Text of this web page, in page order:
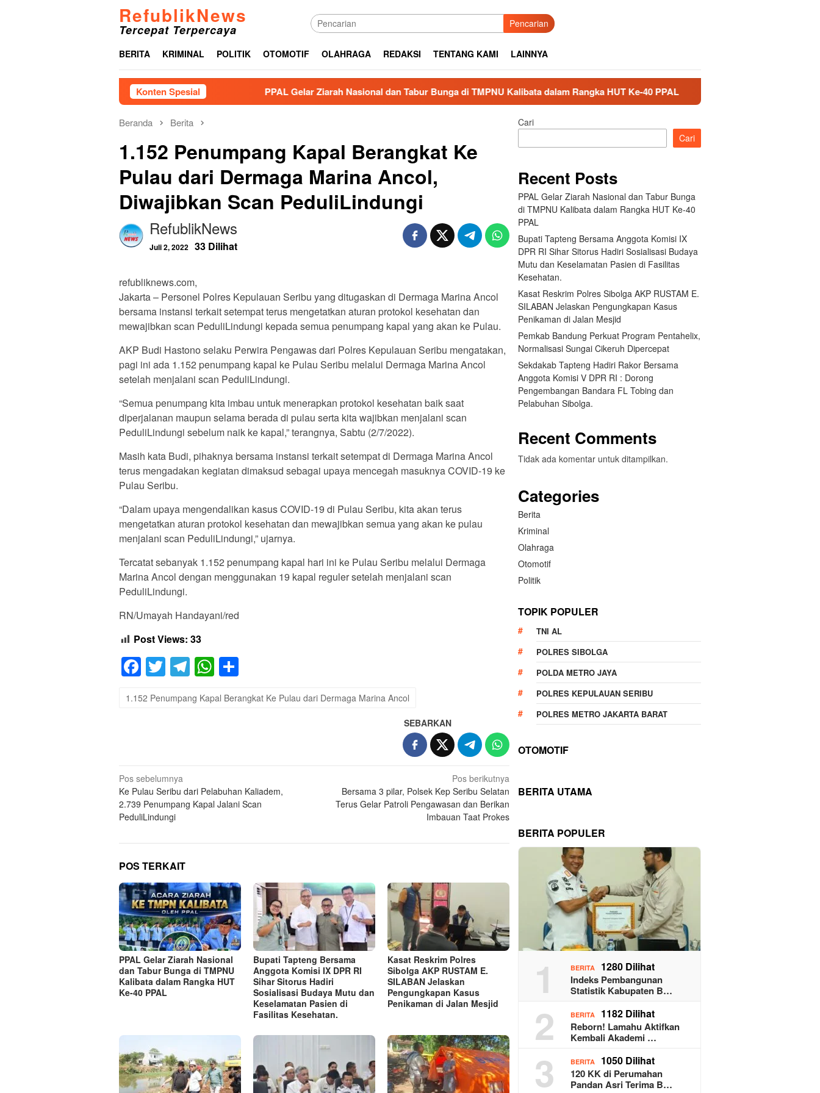
RefublikNews
Tercepat Terpercaya Pencarian
BERITA KRIMINAL POLITIK OTOMOTIF OLAHRAGA REDAKSI TENTANG KAMI LAINNYA
Konten Spesial PPAL Gelar Ziarah Nasional dan Tabur Bunga di TMPNU Kalibata dalam Rangka HUT Ke-40 PPAL Bupati Tapteng Bersama
Beranda Berita
1.152 Penumpang Kapal Berangkat Ke
Pulau dari Dermaga Marina Ancol,
Diwajibkan Scan PeduliLindungi
RefublikNews
Juli 2, 2022 33 Dilihat
refubliknews.com,
Jakarta – Personel Polres Kepulauan Seribu yang ditugaskan di Dermaga Marina Ancol
bersama instansi terkait setempat terus mengetatkan aturan protokol kesehatan dan
mewajibkan scan PeduliLindungi kepada semua penumpang kapal yang akan ke Pulau.
AKP Budi Hastono selaku Perwira Pengawas dari Polres Kepulauan Seribu mengatakan,
pagi ini ada 1.152 penumpang kapal ke Pulau Seribu melalui Dermaga Marina Ancol
setelah menjalani scan PeduliLindungi.
“Semua penumpang kita imbau untuk menerapkan protokol kesehatan baik saat
diperjalanan maupun selama berada di pulau serta kita wajibkan menjalani scan
PeduliLindungi sebelum naik ke kapal,” terangnya, Sabtu (2/7/2022).
Masih kata Budi, pihaknya bersama instansi terkait setempat di Dermaga Marina Ancol
terus mengadakan kegiatan dimaksud sebagai upaya mencegah masuknya COVID-19 ke
Pulau Seribu.
“Dalam upaya mengendalikan kasus COVID-19 di Pulau Seribu, kita akan terus
mengetatkan aturan protokol kesehatan dan mewajibkan semua yang akan ke pulau
menjalani scan PeduliLindungi,” ujarnya.
Tercatat sebanyak 1.152 penumpang kapal hari ini ke Pulau Seribu melalui Dermaga
Marina Ancol dengan menggunakan 19 kapal reguler setelah menjalani scan
PeduliLindungi.
RN/Umayah Handayani/red
Post Views: 33
Facebook
Twitter
Telegram
WhatsApp
1.152 Penumpang Kapal Berangkat Ke Pulau dari Dermaga Marina Ancol
SEBARKAN
Navigasi
pos
Pos sebelumnya
Ke Pulau Seribu dari Pelabuhan Kaliadem,
2.739 Penumpang Kapal Jalani Scan
PeduliLindungi
Pos berikutnya
Bersama 3 pilar, Polsek Kep Seribu Selatan
Terus Gelar Patroli Pengawasan dan Berikan
Imbauan Taat Prokes
POS TERKAIT
PPAL Gelar Ziarah Nasional
dan Tabur Bunga di TMPNU
Kalibata dalam Rangka HUT
Ke-40 PPAL
Bupati Tapteng Bersama
Anggota Komisi IX DPR RI
Sihar Sitorus Hadiri
Sosialisasi Budaya Mutu dan
Keselamatan Pasien di
Fasilitas Kesehatan.
Kasat Reskrim Polres
Sibolga AKP RUSTAM E.
SILABAN Jelaskan
Pengungkapan Kasus
Penikaman di Jalan Mesjid
Cari
Cari
Recent Posts
PPAL Gelar Ziarah Nasional dan Tabur Bunga
di TMPNU Kalibata dalam Rangka HUT Ke-40
PPAL
Bupati Tapteng Bersama Anggota Komisi IX
DPR RI Sihar Sitorus Hadiri Sosialisasi Budaya
Mutu dan Keselamatan Pasien di Fasilitas
Kesehatan.
Kasat Reskrim Polres Sibolga AKP RUSTAM E.
SILABAN Jelaskan Pengungkapan Kasus
Penikaman di Jalan Mesjid
Pemkab Bandung Perkuat Program Pentahelix,
Normalisasi Sungai Cikeruh Dipercepat
Sekdakab Tapteng Hadiri Rakor Bersama
Anggota Komisi V DPR RI : Dorong
Pengembangan Bandara FL Tobing dan
Pelabuhan Sibolga.
Recent Comments
Tidak ada komentar untuk ditampilkan.
Categories
Berita
Kriminal
Olahraga
Otomotif
Politik
TOPIK POPULER
TNI AL
POLRES SIBOLGA
POLDA METRO JAYA
POLRES KEPULAUAN SERIBU
POLRES METRO JAKARTA BARAT
OTOMOTIF
BERITA UTAMA
BERITA POPULER
1 BERITA 1280 Dilihat
Indeks Pembangunan
Statistik Kabupaten B…
2 BERITA 1182 Dilihat
Reborn! Lamahu Aktifkan
Kembali Akademi …
3 BERITA 1050 Dilihat
120 KK di Perumahan
Pandan Asri Terima B…